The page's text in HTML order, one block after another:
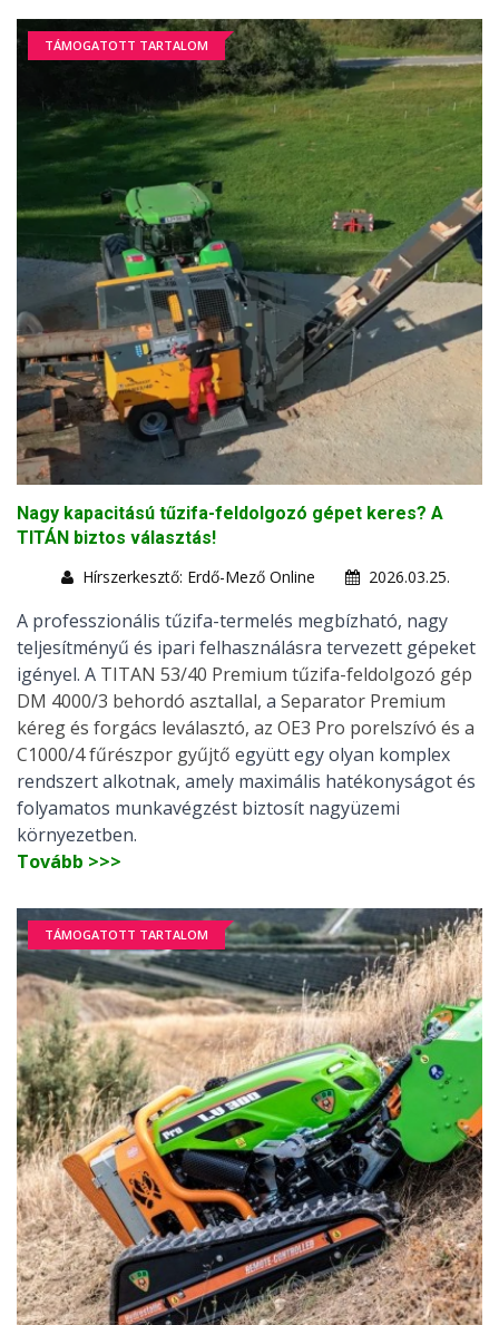
TÁMOGATOTT TARTALOM
Nagy kapacitású tűzifa-feldolgozó gépet keres? A
TITÁN biztos választás!
Hírszerkesztő: Erdő-Mező Online
2026.03.25.
A professzionális tűzifa-termelés megbízható, nagy
teljesítményű és ipari felhasználásra tervezett gépeket
igényel. A TITAN 53/40 Premium tűzifa-feldolgozó gép
DM 4000/3 behordó asztallal, a Separator Premium
kéreg és forgács leválasztó, az OE3 Pro porelszívó és a
C1000/4 fűrészpor gyűjtő együtt egy olyan komplex
rendszert alkotnak, amely maximális hatékonyságot és
folyamatos munkavégzést biztosít nagyüzemi
környezetben.
Tovább >>>
TÁMOGATOTT TARTALOM